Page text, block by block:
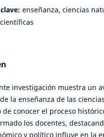
enseñanza, ciencias
investigación muestra un
la enseñanza de las
de conocer el proceso
los docentes,
y político influye en la